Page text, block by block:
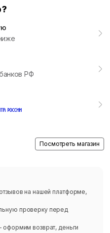
РФ
Посмотреть магазин
на нашей платформе,
проверку перед
оформим возврат, деньги